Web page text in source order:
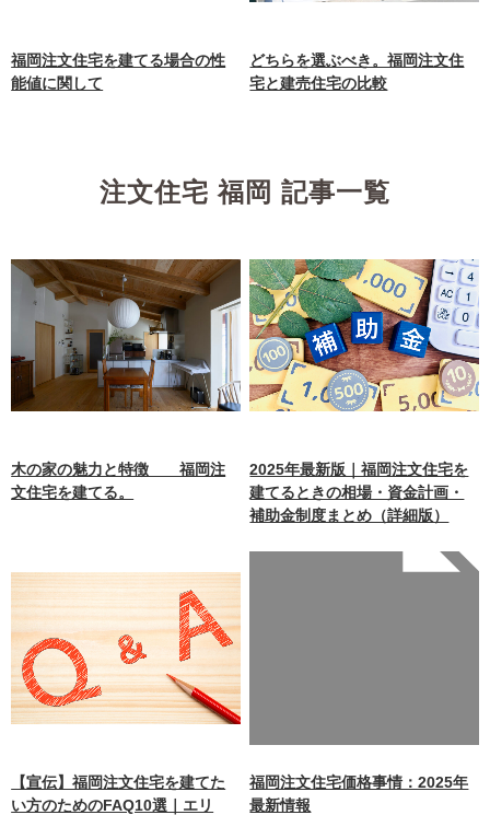
福岡注文住宅を建てる場合の性
能値に関して
どちらを選ぶべき。福岡注文住
宅と建売住宅の比較
注文住宅 福岡 記事一覧
木の家の魅力と特徴 福岡注
文住宅を建てる。
2025年最新版｜福岡注文住宅を
建てるときの相場・資金計画・
補助金制度まとめ（詳細版）
【宣伝】福岡注文住宅を建てた
い方のためのFAQ10選｜エリ
content/themes/nagasaki/f
unctions.phpon line87
福岡注文住宅価格事情：2025年
最新情報